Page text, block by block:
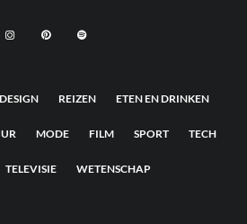
DESIGN REIZEN ETEN EN DRINKEN
MODE FILM SPORT TECH
TELEVISIE WETENSCHAP